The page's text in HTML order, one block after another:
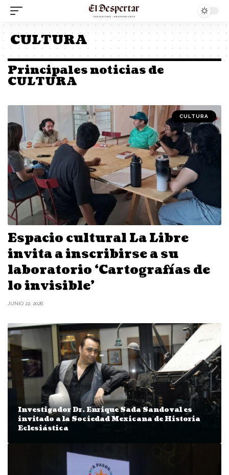
CULTURA
Principales noticias de
CULTURA
CULTURA
Espacio cultural La Libre
invita a inscribirse a su
laboratorio ‘Cartografías de
lo invisible’
JUNIO 22, 2026
Investigador Dr. Enrique Sada Sandoval es
invitado a la Sociedad Mexicana de Historia
Eclesiástica